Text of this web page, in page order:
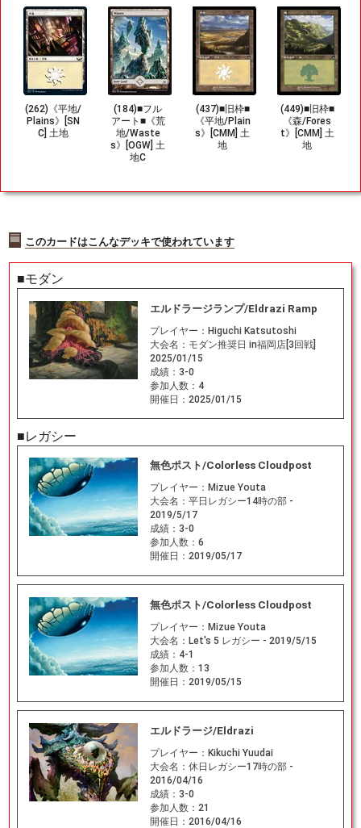
(262)《平地/
Plains》[SN
C] 土地
(184)■フル
アート■《荒
地/Waste
s》[OGW] 土
地C
(437)■旧枠■
《平地/Plain
s》[CMM] 土
地
(449)■旧枠■
《森/Fores
t》[CMM] 土
地
このカードはこんなデッキで使われています
■モダン
エルドラージランプ/Eldrazi Ramp
プレイヤー： Higuchi Katsutoshi
大会名： モダン推奨日 in福岡店[3回戦]
2025/01/15
成績： 3-0
参加人数： 4
開催日： 2025/01/15
■レガシー
無色ポスト/Colorless Cloudpost
プレイヤー： Mizue Youta
大会名： 平日レガシー14時の部 -
2019/5/17
成績： 3-0
参加人数： 6
開催日： 2019/05/17
無色ポスト/Colorless Cloudpost
プレイヤー： Mizue Youta
大会名： Let's 5 レガシー - 2019/5/15
成績： 4-1
参加人数： 13
開催日： 2019/05/15
エルドラージ/Eldrazi
プレイヤー： Kikuchi Yuudai
大会名： 休日レガシー17時の部 -
2016/04/16
成績： 3-0
参加人数： 21
開催日： 2016/04/16